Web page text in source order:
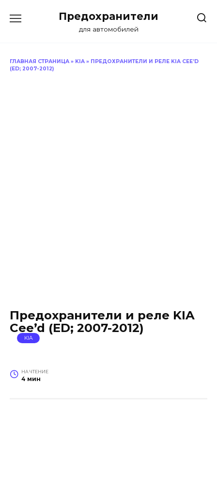
Предохранители
для автомобилей
ГЛАВНАЯ СТРАНИЦА » KIA » ПРЕДОХРАНИТЕЛИ И РЕЛЕ KIA CEE’D
(ED; 2007-2012)
Предохранители и реле KIA
Cee’d (ED; 2007-2012)
KIA
НА ЧТЕНИЕ
4 мин